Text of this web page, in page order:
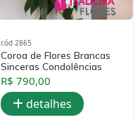
cód 2865
Coroa de Flores Brancas
Sinceras Condolências
R$ 790,00
detalhes